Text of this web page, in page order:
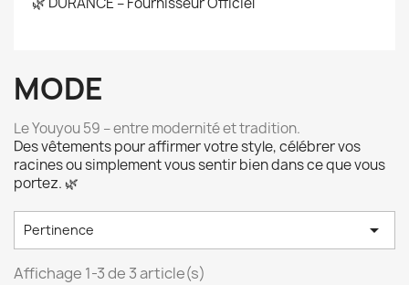
MODE
Le Youyou 59 – entre modernité et tradition.
Des vêtements pour affirmer votre style, célébrer vos
racines ou simplement vous sentir bien dans ce que vous
portez. 🌿
Pertinence 
Affichage 1-3 de 3 article(s)